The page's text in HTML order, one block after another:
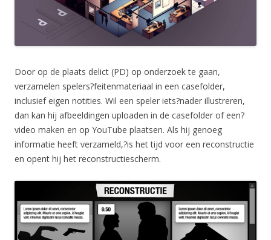
Door op de plaats delict (PD) op onderzoek te gaan,
verzamelen spelers?feitenmateriaal in een casefolder,
inclusief eigen notities. Wil een speler iets?nader illustreren,
dan kan hij afbeeldingen uploaden in de casefolder of een?
video maken en op YouTube plaatsen. Als hij genoeg
informatie heeft verzameld,?is het tijd voor een reconstructie
en opent hij het reconstructiescherm.